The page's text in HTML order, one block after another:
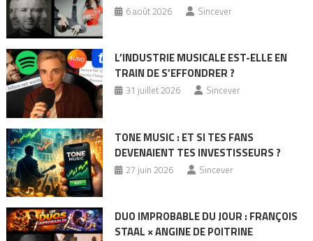
6 août 2026 Sincever
L’INDUSTRIE MUSICALE EST-ELLE EN
TRAIN DE S’EFFONDRER ?
31 juillet 2026 Sincever
TONE MUSIC : ET SI TES FANS
DEVENAIENT TES INVESTISSEURS ?
27 juin 2026 Sincever
DUO IMPROBABLE DU JOUR : FRANÇOIS
STAAL × ANGINE DE POITRINE